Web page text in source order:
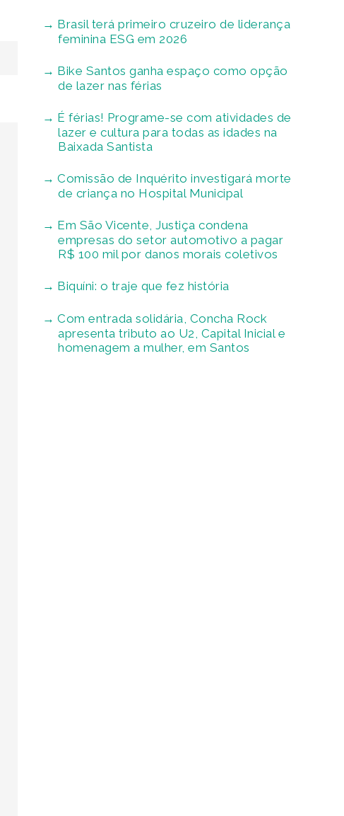
Brasil terá primeiro cruzeiro de liderança
feminina ESG em 2026
Bike Santos ganha espaço como opção
de lazer nas férias
É férias! Programe-se com atividades de
lazer e cultura para todas as idades na
Baixada Santista
Comissão de Inquérito investigará morte
de criança no Hospital Municipal
Em São Vicente, Justiça condena
empresas do setor automotivo a pagar
R$ 100 mil por danos morais coletivos
Biquíni: o traje que fez história
Com entrada solidária, Concha Rock
apresenta tributo ao U2, Capital Inicial e
homenagem a mulher, em Santos